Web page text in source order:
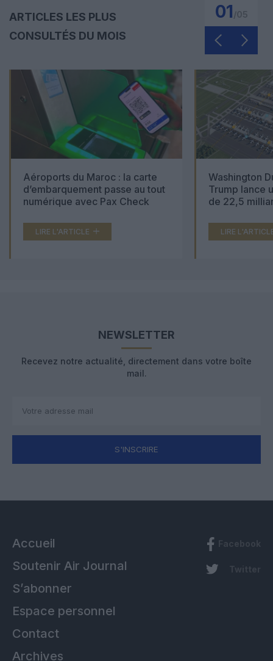
ARTICLES LES PLUS
CONSULTÉS DU MOIS
01
Aéroports du Maroc : la carte
d’embarquement passe au tout
numérique avec Pax Check
LIRE L'ARTICLE
Washington
Trump lance
de 22,5
LIRE
NEWSLETTER
Recevez notre actualité, directement dans votre boîte
mail.
S'INSCRIRE
Accueil
Soutenir Air Journal
S’abonner
Espace personnel
Contact
Archives